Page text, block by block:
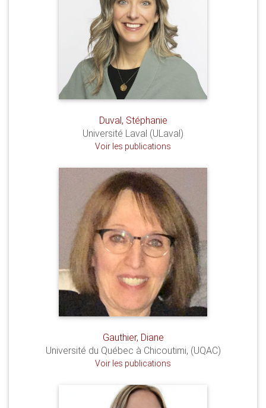
Duval, Stéphanie
Université Laval (ULaval)
Voir les publications
Gauthier, Diane
Université du Québec à Chicoutimi, (UQAC)
Voir les publications